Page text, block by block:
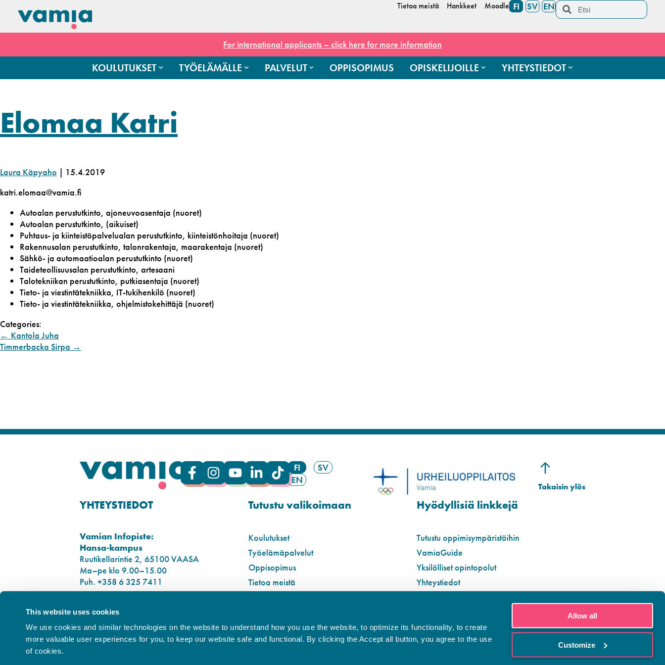
This website uses cookies
We use cookies and similar technologies on the website to understand how you use the website, to optimize its functionality, to create
more valuable user experiences for you, to keep our website safe and functional. By clicking the Accept all button, you agree to the use
of cookies.
Allow all
Customize
Tietoa meistä Hankkeet Moodle FI SV EN
For international applicants – click here for more information
KOULUTUKSET TYÖELÄMÄLLE PALVELUT OPPISOPIMUS OPISKELIJOILLE YHTEYSTIEDOT
Elomaa Katri
Laura Käpyaho | 15.4.2019
katri.elomaa@vamia.fi
Autoalan perustutkinto, ajoneuvoasentaja (nuoret)
Autoalan perustutkinto, (aikuiset)
Puhtaus- ja kiinteistöpalvelualan perustutkinto, kiinteistönhoitaja (nuoret)
Rakennusalan perustutkinto, talonrakentaja, maarakentaja (nuoret)
Sähkö- ja automaatioalan perustutkinto (nuoret)
Taideteollisuusalan perustutkinto, artesaani
Talotekniikan perustutkinto, putkiasentaja (nuoret)
Tieto- ja viestintätekniikka, IT-tukihenkilö (nuoret)
Tieto- ja viestintätekniikka, ohjelmistokehittäjä (nuoret)
Categories:
← Kantola Juha
Timmerbacka Sirpa →
FI
SV
EN
YHTEYSTIEDOT
Vamian Infopiste:
Hansa-kampus
Ruutikellarintie 2, 65100 VAASA
Ma–pe klo 9.00–15.00
Puh. +358 6 325 7411
Sepänkyläntie 16, 65100 VAASA
Tietosuoja
Rekisteriseloste
Tutustu valikoimaan
Koulutukset
Työelämäpalvelut
Oppisopimus
Tietoa meistä
Hyödyllisiä linkkejä
Tutustu oppimisympäristöihin
VamiaGuide
Yksilölliset opintopolut
Yhteystiedot